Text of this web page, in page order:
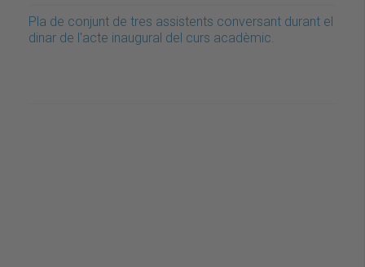
Pla de conjunt de tres assistents conversant durant el
dinar de l'acte inaugural del curs acadèmic.